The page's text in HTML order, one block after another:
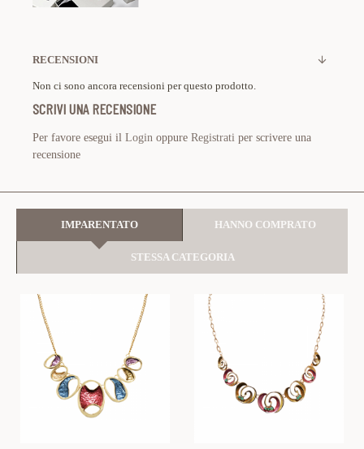
RECENSIONI
Non ci sono ancora recensioni per questo prodotto.
SCRIVI UNA RECENSIONE
Per favore esegui il Login oppure Registrati per scrivere una
recensione
IMPARENTATO HANNO COMPRATO
STESSA CATEGORIA